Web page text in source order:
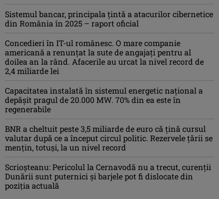
Sistemul bancar, principala țintă a atacurilor cibernetice
din România în 2025 – raport oficial
Concedieri în IT-ul românesc. O mare companie
americană a renunțat la sute de angajați pentru al
doilea an la rând. Afacerile au urcat la nivel record de
2,4 miliarde lei
Capacitatea instalată în sistemul energetic național a
depășit pragul de 20.000 MW. 70% din ea este în
regenerabile
BNR a cheltuit peste 3,5 miliarde de euro că țină cursul
valutar după ce a început circul politic. Rezervele țării se
mențin, totuși, la un nivel record
Scrioșteanu: Pericolul la Cernavodă nu a trecut, curenţii
Dunării sunt puternici şi barjele pot fi dislocate din
poziţia actuală